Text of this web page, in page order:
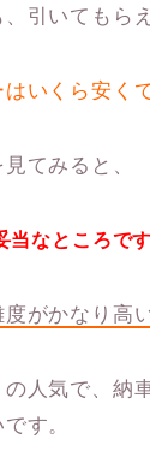
引いてもら
いくら安く
てみると、
なところです
がかなり高
人気で、納
す。